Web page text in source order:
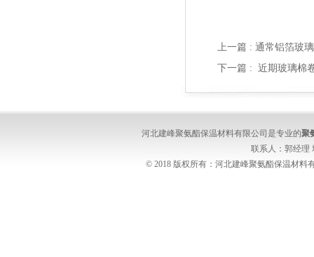
上一篇 : 通常铝箔玻
下一篇 : 近期玻璃棉
河北建峰聚氨酯保温材料有限公司是专业的聚
联系人：郭经理
© 2018 版权所有：河北建峰聚氨酯保温材